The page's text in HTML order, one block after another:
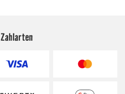
Zahlarten